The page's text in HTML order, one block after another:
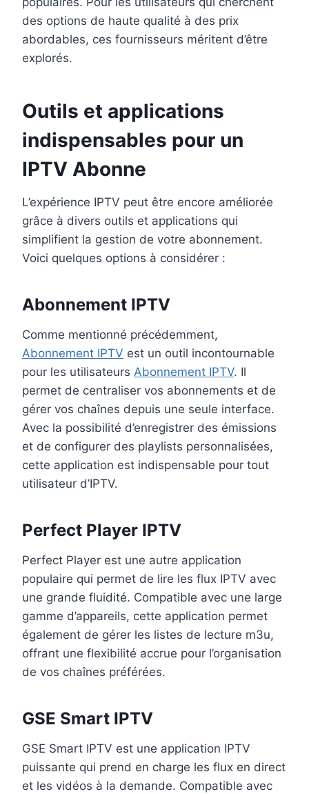
des options de haute qualité à des prix
abordables, ces fournisseurs méritent d’être
explorés.
Outils et applications
indispensables pour un
IPTV Abonne
L’expérience IPTV peut être encore améliorée
grâce à divers outils et applications qui
simplifient la gestion de votre abonnement.
Voici quelques options à considérer :
Abonnement IPTV
Comme mentionné précédemment,
Abonnement IPTV est un outil incontournable
pour les utilisateurs Abonnement IPTV. Il
permet de centraliser vos abonnements et de
gérer vos chaînes depuis une seule interface.
Avec la possibilité d’enregistrer des émissions
et de configurer des playlists personnalisées,
cette application est indispensable pour tout
utilisateur d’IPTV.
Perfect Player IPTV
Perfect Player est une autre application
populaire qui permet de lire les flux IPTV avec
une grande fluidité. Compatible avec une large
gamme d’appareils, cette application permet
également de gérer les listes de lecture m3u,
offrant une flexibilité accrue pour l’organisation
de vos chaînes préférées.
GSE Smart IPTV
GSE Smart IPTV est une application IPTV
puissante qui prend en charge les flux en direct
et les vidéos à la demande. Compatible avec